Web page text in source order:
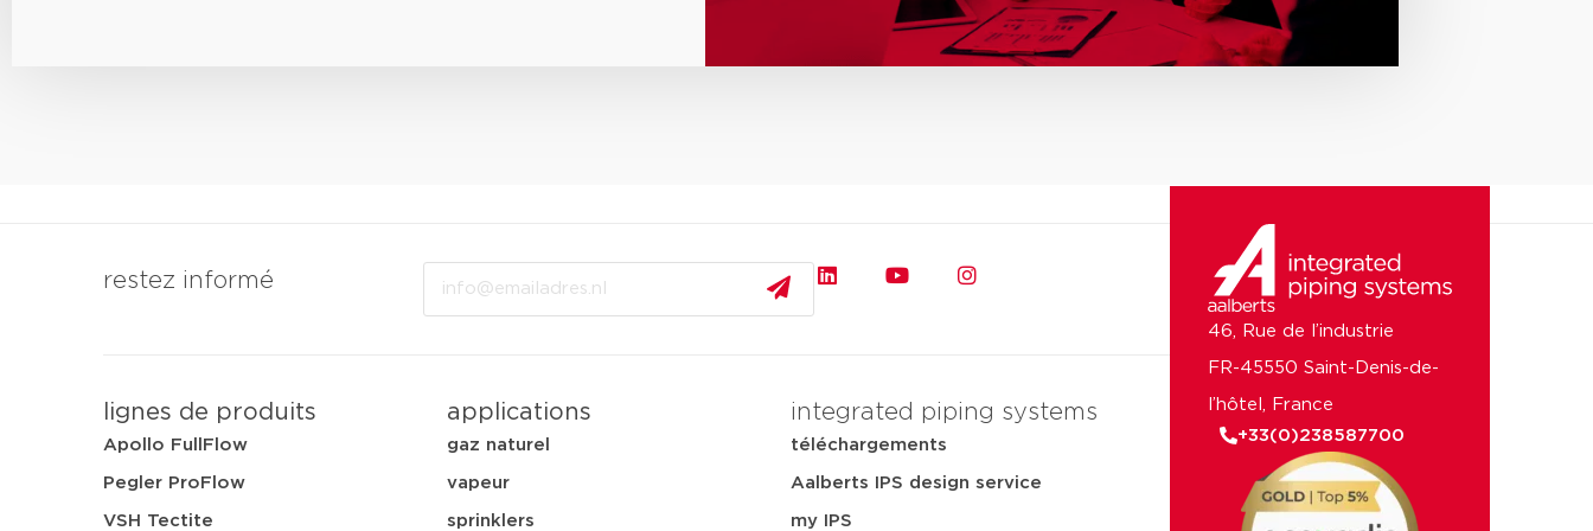
restez informé
lignes de produits
Apollo FullFlow
Pegler ProFlow
VSH Tectite
applications
gaz naturel
vapeur
sprinklers
integrated piping systems
téléchargements
Aalberts IPS design service
my IPS
46, Rue de l’industrie
FR-45550 Saint-Denis-de-
l’hôtel, France
+33(0)238587700